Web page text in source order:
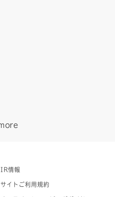
IR情報
サイトご利用規約